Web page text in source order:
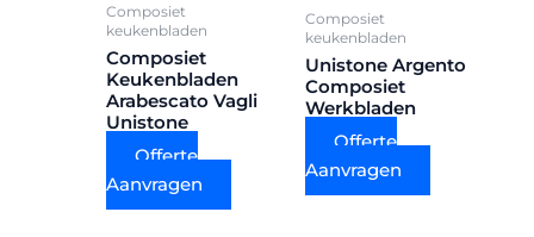
Composiet
keukenbladen
Composiet
Keukenbladen
Arabescato Vagli
Unistone
Offerte
Aanvragen
Composiet
keukenbladen
Unistone Argento
Composiet
Werkbladen
Offerte
Aanvragen